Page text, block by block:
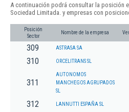
A continuación podrá consultar la posición
Sociedad Limitada. y empresas con
Posición
Sector
Nombre de la empresa
309 ASTRASA SA
310 ORCELITRANS SL
311
AUTONOMOS
MANCHEGOS AGRUPADOS
SL
312 LANNUTTI ESPAÑA SL